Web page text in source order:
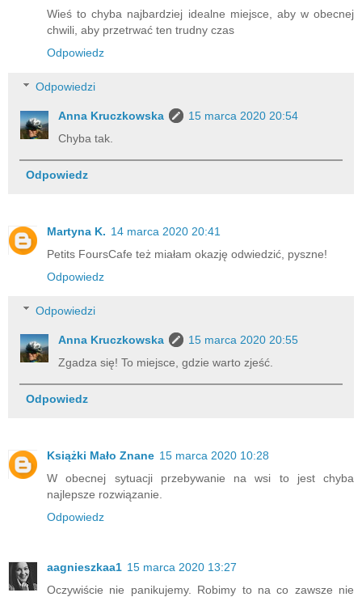
Wieś to chyba najbardziej idealne miejsce, aby w obecnej
chwili, aby przetrwać ten trudny czas
Odpowiedz
Odpowiedzi
Anna Kruczkowska
15 marca 2020 20:54
Chyba tak.
Odpowiedz
Martyna K. 14 marca 2020 20:41
Petits FoursCafe też miałam okazję odwiedzić, pyszne!
Odpowiedz
Odpowiedzi
Anna Kruczkowska
15 marca 2020 20:55
Zgadza się! To miejsce, gdzie warto zjeść.
Odpowiedz
Książki Mało Znane 15 marca 2020 10:28
W obecnej sytuacji przebywanie na wsi to jest chyba
najlepsze rozwiązanie.
Odpowiedz
aagnieszkaa1 15 marca 2020 13:27
Oczywiście nie panikujemy. Robimy to na co zawsze nie